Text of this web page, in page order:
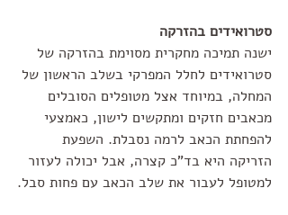
סטרואידים בהזרקה
ישנה תמיכה מחקרית מסוימת בהזרקה של
סטרואידים לחלל המפרקי בשלב הראשון של
המחלה, במיוחד אצל מטופלים הסובלים
מכאבים חזקים ומתקשים לישון, כאמצעי
להפחתת הכאב לרמה נסבלת. השפעת
הזריקה היא בד"כ קצרה, אבל יכולה לעזור
למטופל לעבור את שלב הכאב עם פחות סבל.